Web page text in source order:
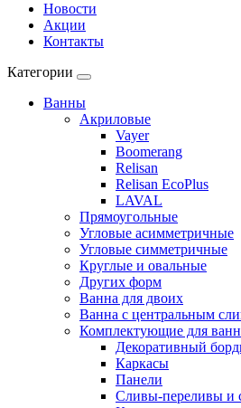
Новости
Акции
Контакты
Категории
Ванны
Акриловые
Vayer
Boomerang
Relisan
Relisan EcoPlus
LAVAL
Прямоугольные
Угловые асимметричные
Угловые симметричные
Круглые и овальные
Других форм
Ванна для двоих
Ванна с центральным
Комплектующие для ванн
Декоративный
Каркасы
Панели
Сливы-переливы и